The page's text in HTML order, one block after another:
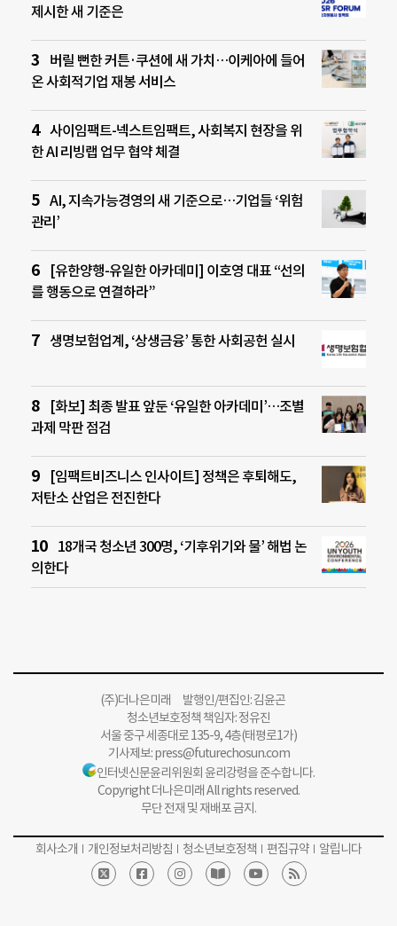
제시한 새 기준은
버릴 뻔한 커튼·쿠션에 새 가치…이케아에 들어
온 사회적기업 재봉 서비스
사이임팩트-넥스트임팩트, 사회복지 현장을 위
한 AI 리빙랩 업무 협약 체결
AI, 지속가능경영의 새 기준으로…기업들 ‘위험
관리’
[유한양행-유일한 아카데미] 이호영 대표 “선의
를 행동으로 연결하라”
생명보험업계, ‘상생금융’ 통한 사회공헌 실시
[화보] 최종 발표 앞둔 ‘유일한 아카데미’…조별
과제 막판 점검
[임팩트비즈니스 인사이트] 정책은 후퇴해도,
저탄소 산업은 전진한다
18개국 청소년 300명, ‘기후위기와 물’ 해법 논
의한다
(주)더나은미래 발행인/편집인: 김윤곤
청소년보호정책 책임자: 정유진
서울 중구 세종대로 135-9, 4층(태평로1가)
기사제보:press@futurechosun.com
인터넷신문윤리위원회 윤리강령을 준수합니다.
Copyright 더나은미래 All rights reserved.
무단 전재 및 재배포 금지.
회사소개 개인정보처리방침 청소년보호정책 편집규약 알립니다